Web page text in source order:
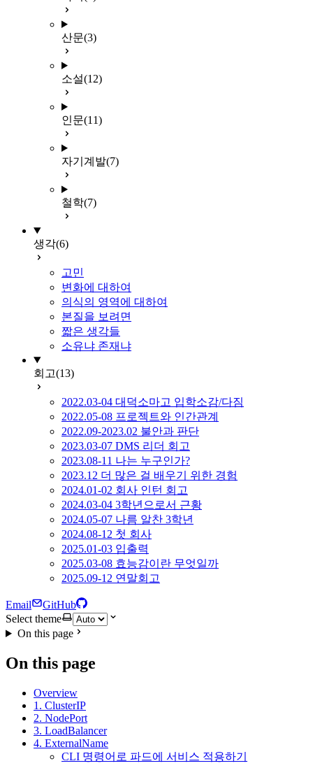
산문(3)
소설(12)
인문(11)
자기계발(7)
철학(7)
생각(6)
고민
변화에 대하여
의식의 영역에 대하여
본질을 보려면
짧은 생각들
소유냐 존재냐
회고(13)
2022.03-04 대덕소마고 입학소감/다짐
2022.05-08 프로젝트와 인간관계
2022.09-2023.02 불안과 판단
2023.03-07 DMS 리더 회고
2023.08-11 나는 누구인가?
2023.12 더 많은 걸 배우기 위한 경험
2024.01-02 회사 인턴 회고
2024.03-04 3학년으로서 근황
2024.05-07 나름 알찬 3학년
2024.08-12 첫 회사
2025.01-03 입출력
2025.03-08 효능감이란 무엇일까
2025.09-12 연말회고
Email
GitHub
Select theme
On this page
On this page
Overview
1. ClusterIP
2. NodePort
3. LoadBalancer
4. ExternalName
CLI 명령어로 파드에 서비스 적용하기